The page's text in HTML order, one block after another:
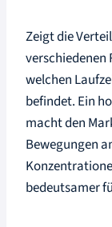
Zeigt die
verschiedenen
welchen
befindet. Ein
macht den
Bewegungen
bedeutsamer